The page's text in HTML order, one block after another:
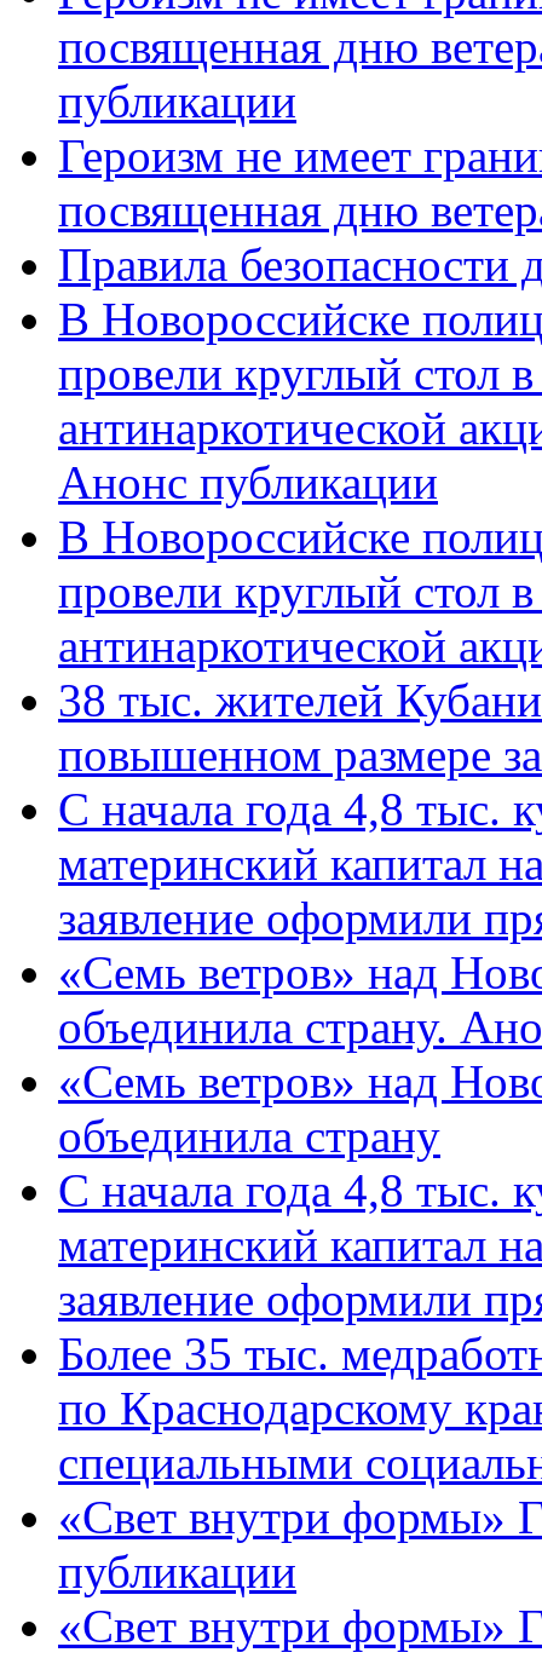
посвященная дню
публикации
Героизм не имеет
посвященная дню
Правила безопасности
В Новороссийске
провели круглый стол
антинаркотической
Анонс публикации
В Новороссийске
провели круглый стол
антинаркотической
38 тыс. жителей
повышенном размере
С начала года 4,8 тыс.
материнский капитал
заявление оформили
«Семь ветров» над
объединила страну.
«Семь ветров» над
объединила страну
С начала года 4,8 тыс.
материнский капитал
заявление оформили
Более 35 тыс.
по Краснодарскому
специальными
«Свет внутри формы»
публикации
«Свет внутри формы»